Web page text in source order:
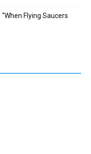
Flying Saucers